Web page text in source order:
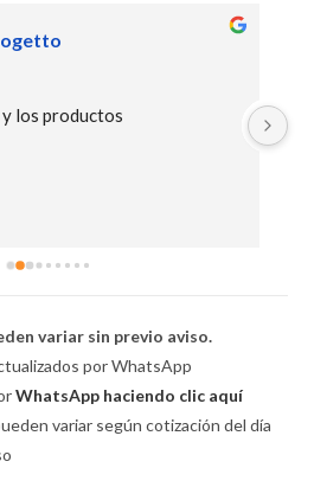
los productos
variar sin previo aviso.
por WhatsApp
WhatsApp haciendo clic aquí
variar según cotización del día